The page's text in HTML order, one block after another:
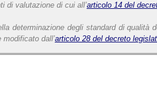
di valutazione di cui all’articolo 14 del
determinazione degli standard di
dall’articolo 28 del decreto